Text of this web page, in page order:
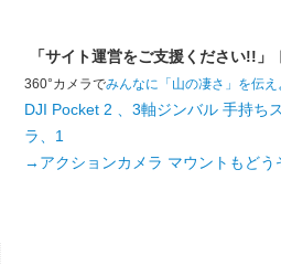
「サイト運営をご支援ください!!」
360°カメラでみんなに「山の凄さ」を伝え
DJI Pocket 2 、3軸ジンバル 手持ち
ラ、1
→アクションカメラ マウントもどう